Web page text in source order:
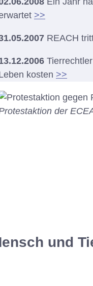
>>
REACH
kosten >>
der
und